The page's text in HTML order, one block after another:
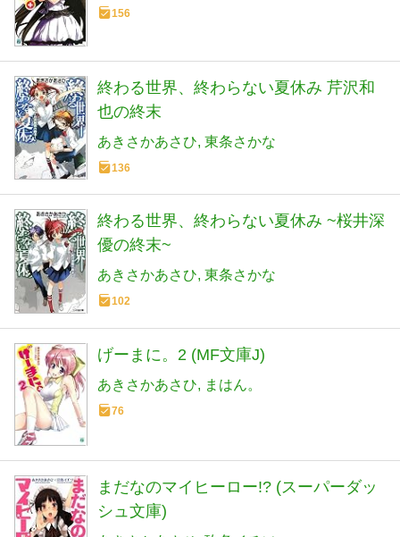
156
終わる世界、終わらない夏休み 芹沢和
也の終末
あきさかあさひ 東条さかな
136
終わる世界、終わらない夏休み ~桜井深
優の終末~
あきさかあさひ 東条さかな
102
げーまに。2 (MF文庫J)
あきさかあさひ まはん。
76
まだなのマイヒーロー!? (スーパーダッ
シュ文庫)